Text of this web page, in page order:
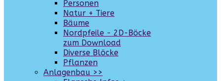
Personen
Natur + Tiere
Bäume
Nordpfeile - 2D-Böcke
zum Download
Diverse Blöcke
Pflanzen
Anlagenbau >>